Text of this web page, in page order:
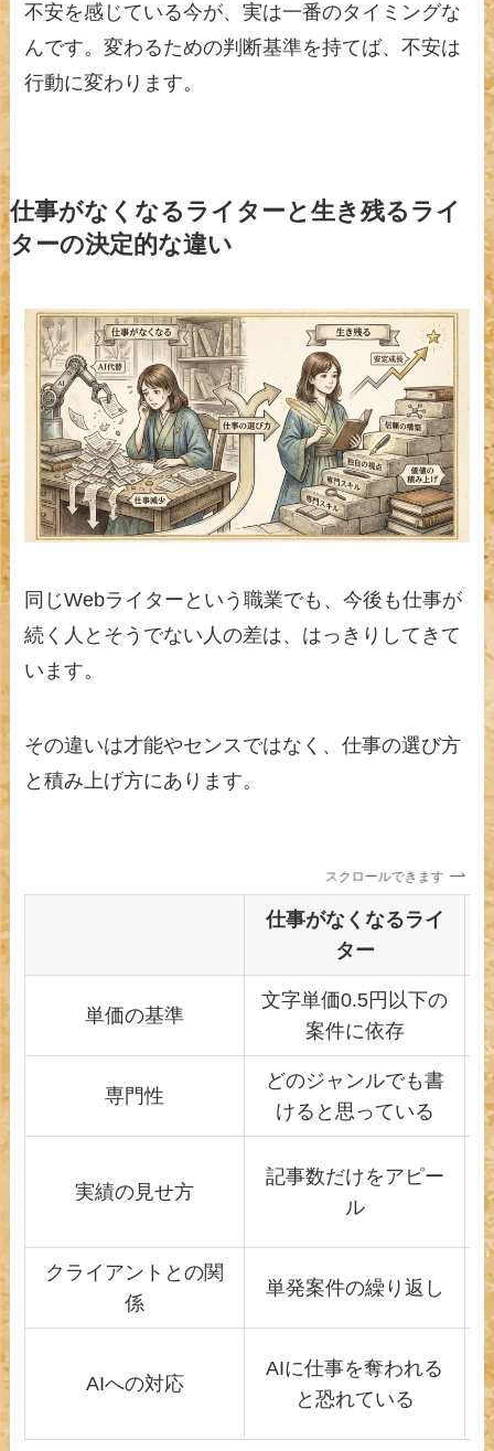
不安を感じている今が、実は一番のタイミングな
んです。変わるための判断基準を持てば、不安は
行動に変わります。
仕事がなくなるライターと生き残るライ
ターの決定的な違い
同じWebライターという職業でも、今後も仕事が
続く人とそうでない人の差は、はっきりしてきて
います。
その違いは才能やセンスではなく、仕事の選び方
と積み上げ方にあります。
スクロールできます
仕事がなくなるライ
ター
単価の基準
文字単価0.5円以下の
案件に依存
専門性
どのジャンルでも書
けると思っている
実績の見せ方
記事数だけをアピー
ル
クライアントとの関
係
単発案件の繰り返し
AIへの対応
AIに仕事を奪われる
と恐れている